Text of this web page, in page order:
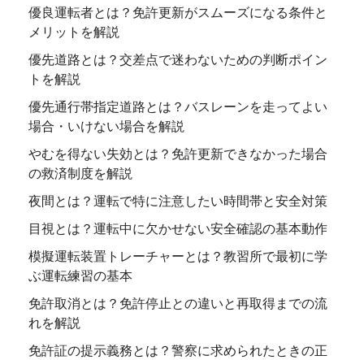
優良運転者とは？免許更新がスムーズになる条件と
メリットを解説
優先道路とは？交差点で迷わないための判断ポイン
トを解説
優先通行帯指定道路とは？バスレーンを走ってよい
場合・いけない場合を解説
やむを得ない失効とは？免許更新できなかった場合
の救済制度を解説
夜間とは？運転で特に注意したい時間帯と安全対策
目視とは？運転中に欠かせない安全確認の基本動作
模擬運転装置トレーチャーとは？教習所で最初に学
ぶ運転練習の基本
免許取消とは？免許停止との違いと再取得までの流
れを解説
免許証の提示義務とは？警察に求められたときの正